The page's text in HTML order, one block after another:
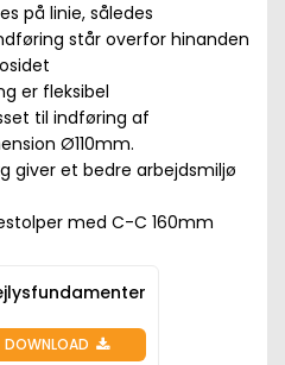
på linie, således
står overfor hinanden
er fleksibel
til indføring af
Ø110mm.
giver et bedre arbejdsmiljø
med C-C 160mm
DOWNLOAD